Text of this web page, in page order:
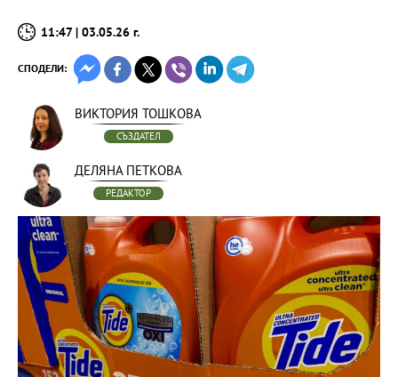
11:47 | 03.05.26 г.
СПОДЕЛИ:
ВИКТОРИЯ ТОШКОВА
СЪЗДАТЕЛ
ДЕЛЯНА ПЕТКОВА
РЕДАКТОР